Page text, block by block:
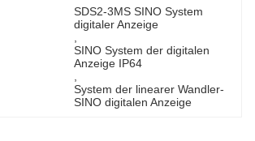
SDS2-3MS SINO System
digitaler Anzeige
SINO System der digitalen
Anzeige IP64
System der linearer Wandler-
SINO digitalen Anzeige